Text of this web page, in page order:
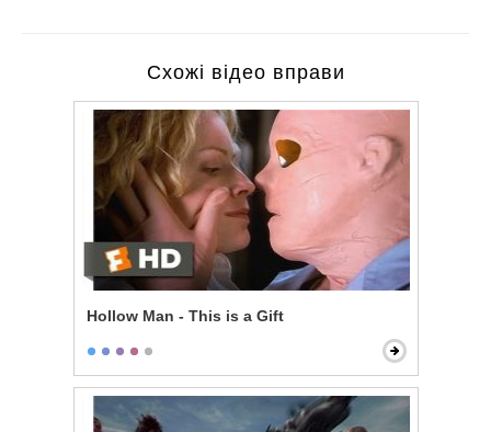
Схожі відео вправи
Hollow Man - This is a Gift